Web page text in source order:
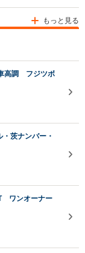
もっと見る
高調 フジツボ
茨ナンバー・
ワンオーナー